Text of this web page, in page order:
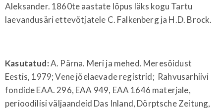
Aleksander. 1860te aastate lõpus läks kogu Tartu
laevandusäri ettevõtjatele C. Falkenberg ja H.D. Brock.
Kasutatud:A. Pärna. Meri ja mehed. Meresõidust
Eestis, 1979; Vene jõelaevade registrid; Rahvusarhiivi
fondide EAA. 296, EAA 949, EAA 1646 materjale,
perioodilisi väljaandeid Das Inland, Dörptsche Zeitung,